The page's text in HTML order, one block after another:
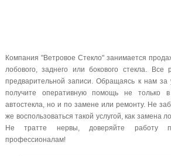
Компания "Ветровое Стекло" занимается
лобового, заднего или бокового стекла. Все
предварительной записи. Обращаясь к нам за
получите оперативную помощь не только в
автостекла, но и по замене или ремонту. Не
же воспользоваться такой услугой, как замена
Не тратте нервы, доверяйте работу
профессионалам!